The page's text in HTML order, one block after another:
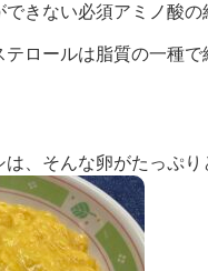
きない必須アミノ酸の
ロールは脂質の一種
、そんな卵がたっぷり